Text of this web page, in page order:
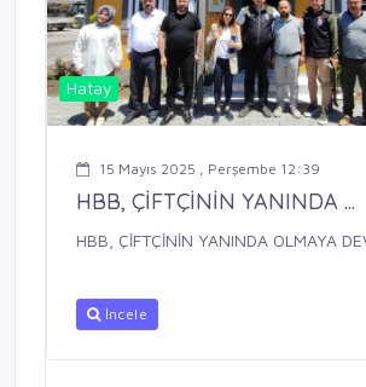
Hatay
15 Mayıs 2025 , Perşembe 12:39
HBB, ÇİFTÇİNİN YANINDA ...
HBB, ÇİFTÇİNİN YANINDA OLMAYA
İncele